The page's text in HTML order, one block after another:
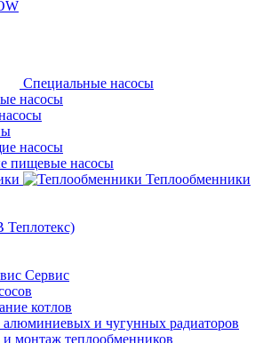
Специальные насосы
насосы
насосы
пищевые насосы
Теплообменники
Сервис
котлов
и чугунных радиаторов
монтаж теплообменников